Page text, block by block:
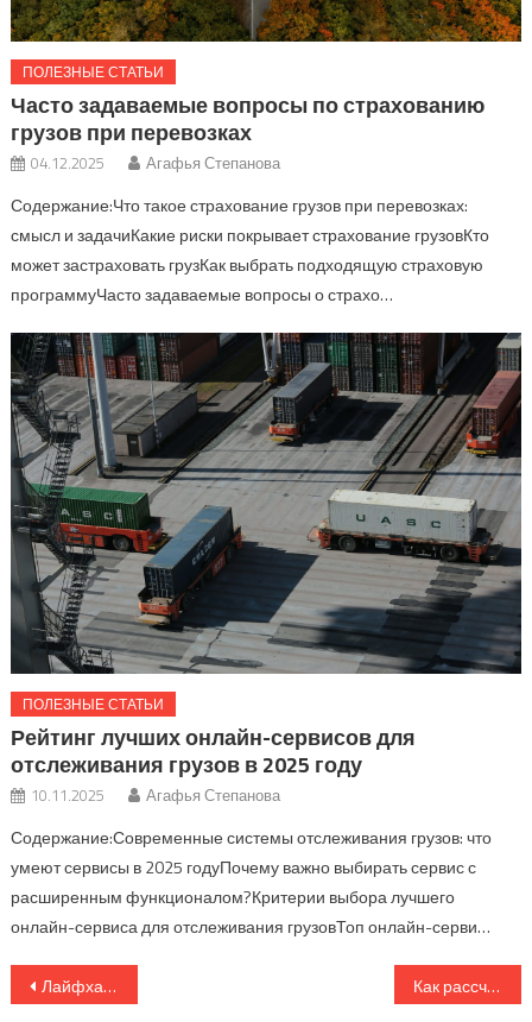
ПОЛЕЗНЫЕ СТАТЬИ
Часто задаваемые вопросы по страхованию
грузов при перевозках
04.12.2025 Агафья Степанова
Содержание:Что такое страхование грузов при перевозках:
смысл и задачиКакие риски покрывает страхование грузовКто
может застраховать грузКак выбрать подходящую страховую
программуЧасто задаваемые вопросы о страхо…
ПОЛЕЗНЫЕ СТАТЬИ
Рейтинг лучших онлайн-сервисов для
отслеживания грузов в 2025 году
10.11.2025 Агафья Степанова
Содержание:Современные системы отслеживания грузов: что
умеют сервисы в 2025 годуПочему важно выбирать сервис с
расширенным функционалом?Критерии выбора лучшего
онлайн-сервиса для отслеживания грузовТоп онлайн-серви…
Навигация
Лайфхаки по упаковке груза для безопасной транспортировки Как рассчитать стоимость доставки груза: основные формулы и полезные сервисы